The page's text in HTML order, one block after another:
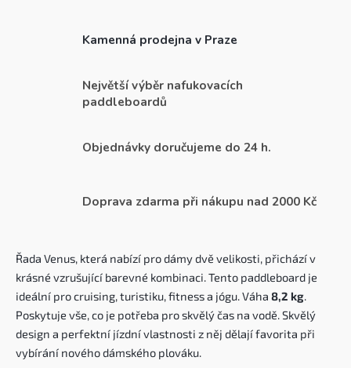
Kamenná prodejna v Praze
Největší výběr nafukovacích
paddleboardů
Objednávky doručujeme do 24 h.
Doprava zdarma při nákupu nad 2000 Kč
Řada Venus, která nabízí pro dámy dvě velikosti, přichází v
krásné vzrušující barevné kombinaci. Tento paddleboard je
ideální pro cruising, turistiku, fitness a jógu. Váha 8,2 kg.
Poskytuje vše, co je potřeba pro skvělý čas na vodě. Skvělý
design a perfektní jízdní vlastnosti z něj dělají favorita při
vybírání nového dámského plováku.